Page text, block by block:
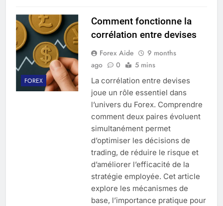
FOREX
Comment fonctionne la
corrélation entre devises
Forex Aide
9 months
ago
0 5 mins
La corrélation entre devises
joue un rôle essentiel dans
l’univers du Forex. Comprendre
comment deux paires évoluent
simultanément permet
d’optimiser les décisions de
trading, de réduire le risque et
d’améliorer l’efficacité de la
stratégie employée. Cet article
explore les mécanismes de
base, l’importance pratique pour